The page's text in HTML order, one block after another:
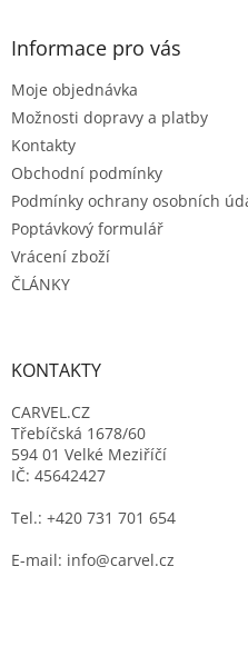
Informace pro vás
Moje objednávka
Možnosti dopravy a platby
Kontakty
Obchodní podmínky
Podmínky ochrany osobních
Poptávkový formulář
Vrácení zboží
ČLÁNKY
KONTAKTY
CARVEL.CZ
Třebíčská 1678/60
594 01 Velké Meziříčí
IČ: 45642427
Tel.: +420 731 701 654
E-mail: info@carvel.cz